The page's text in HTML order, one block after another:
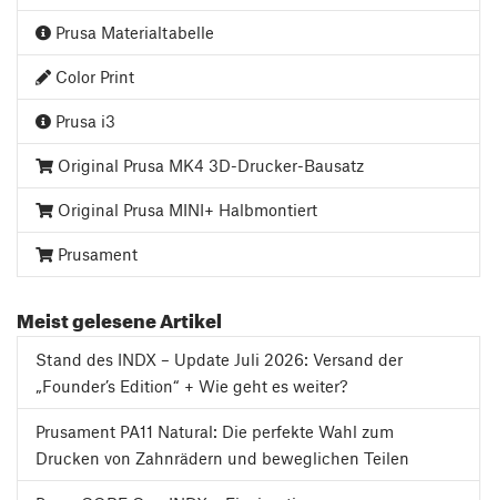
Prusa Materialtabelle
Color Print
Prusa i3
Original Prusa MK4 3D-Drucker-Bausatz
Original Prusa MINI+ Halbmontiert
Prusament
Meist gelesene Artikel
Stand des INDX – Update Juli 2026: Versand der
„Founder’s Edition“ + Wie geht es weiter?
Prusament PA11 Natural: Die perfekte Wahl zum
Drucken von Zahnrädern und beweglichen Teilen